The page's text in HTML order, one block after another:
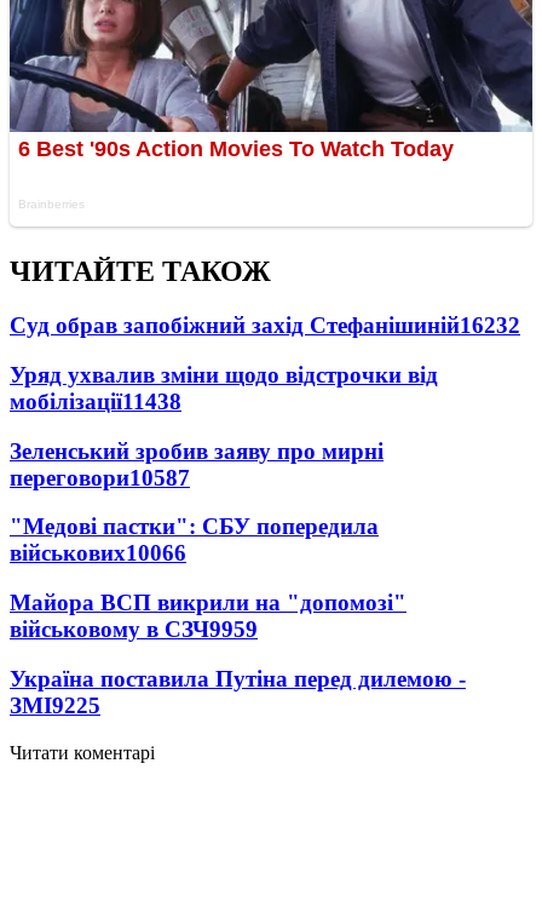
ЧИТАЙТЕ ТАКОЖ
Суд обрав запобіжний захід Стефанішиній16232
Уряд ухвалив зміни щодо відстрочки від
мобілізації11438
Зеленський зробив заяву про мирні
переговори10587
"Медові пастки": СБУ попередила
військових10066
Майора ВСП викрили на "допомозі"
військовому в СЗЧ9959
Україна поставила Путіна перед дилемою -
ЗМІ9225
Читати коментарі